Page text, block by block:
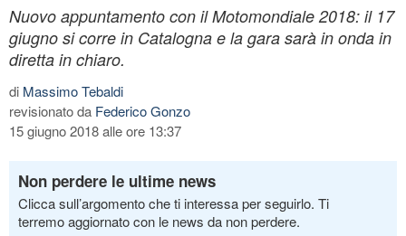
Nuovo appuntamento con il Motomondiale 2018: il 17
giugno si corre in Catalogna e la gara sarà in onda in
diretta in chiaro.
di Massimo Tebaldi
revisionato da Federico Gonzo
15 giugno 2018 alle ore 13:37
Non perdere le ultime news
Clicca sull’argomento che ti interessa per seguirlo. Ti
terremo aggiornato con le news da non perdere.